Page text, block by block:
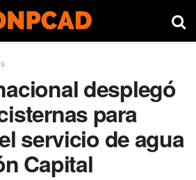
desplegó
para
servicio de agua
Capital